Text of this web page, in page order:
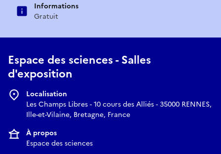
Informations
Gratuit
Espace des sciences - Salles
d'exposition
Localisation
Les Champs Libres - 10 cours des Alliés - 35000 RENNES,
Ille-et-Vilaine, Bretagne, France
À propos
Espace des sciences